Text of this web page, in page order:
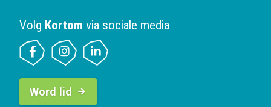
Volg Kortom via sociale media
B
Word lid